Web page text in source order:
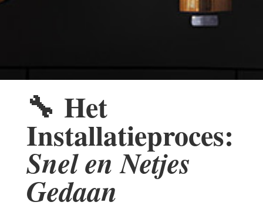
🔧 Het
Installatieproces:
Snel en Netjes
Gedaan